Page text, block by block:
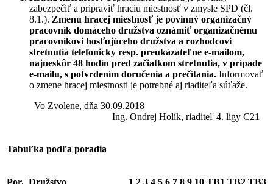
zabezpečiť a pripraviť hraciu miestnosť v zmysle SPD (čl.
8.1.). Zmenu hracej miestnosť je povinný organizačný
pracovník domáceho družstva oznámiť organizačnému
pracovníkovi hosťujúceho družstva a rozhodcovi
stretnutia telefonicky resp. preukázateľne e-mailom,
najneskôr 48 hodín pred začiatkom stretnutia, v prípade
e-mailu, s potvrdením doručenia a prečítania. Informovať
o zmene hracej miestnosti je potrebné aj riaditeľa súťaže.
Vo Zvolene, dňa 30.09.2018
Ing. Ondrej Holík, riaditeľ 4. ligy C21
Tabuľka podľa poradia
Por. Družstvo 1 2 3 4 5 6 7 8 9 10 TB1 TB2 TB3